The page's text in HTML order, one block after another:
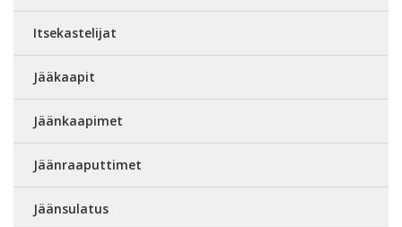
Itsekastelijat
Jääkaapit
Jäänkaapimet
Jäänraaputtimet
Jäänsulatus